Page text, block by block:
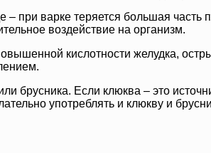
при варке теряется большая часть
воздействие на организм.
кислотности желудка,
брусника. Если клюква – это
употреблять и клюкву и